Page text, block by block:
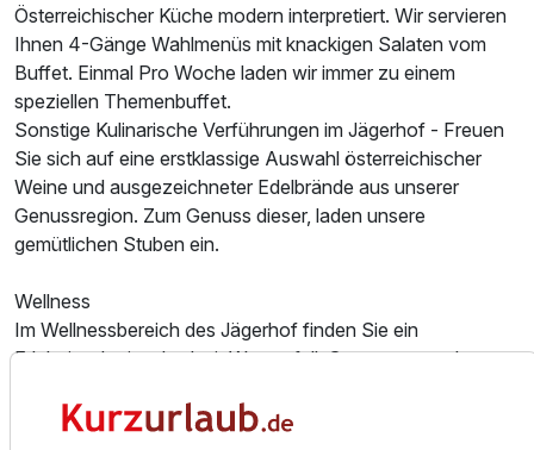
Ausstattung
Für 8 Tage
Österreichischer Küche modern interpretiert. Wir servieren
Ihnen 4-Gänge Wahlmenüs mit knackigen Salaten vom
Buffet. Einmal Pro Woche laden wir immer zu einem
speziellen Themenbuffet.
Sonstige Kulinarische Verführungen im Jägerhof - Freuen
Sie sich auf eine erstklassige Auswahl österreichischer
Weine und ausgezeichneter Edelbrände aus unserer
Genussregion. Zum Genuss dieser, laden unsere
gemütlichen Stuben ein.
Wellness
Im Wellnessbereich des Jägerhof finden Sie ein
Erlebnisschwimmbad mit Wasserfall, Gegenstromanlage
bietet wohltuende Abwechslung mit vier verschiedenen